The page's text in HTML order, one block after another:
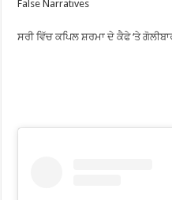
False Narratives
ਸਰੀ ਵਿੱਚ ਕਪਿਲ ਸ਼ਰਮਾ ਦੇ ਕੈਫੇ ‘ਤੇ